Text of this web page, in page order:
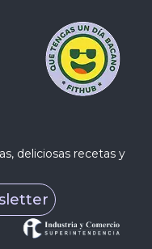
deliciosas recetas y